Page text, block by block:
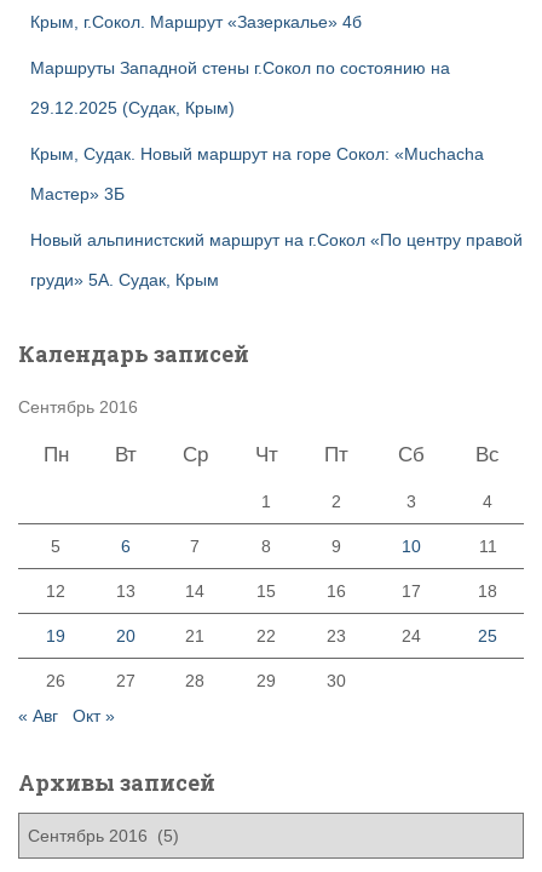
Крым, г.Сокол. Маршрут «Зазеркалье» 4б
Маршруты Западной стены г.Сокол по состоянию на
29.12.2025 (Судак, Крым)
Крым, Судак. Новый маршрут на горе Сокол: «Muchacha
Мастер» 3Б
Новый альпинистский маршрут на г.Сокол «По центру правой
груди» 5А. Судак, Крым
Календарь записей
Сентябрь 2016
Пн Вт Ср Чт Пт Сб Вс
1 2 3 4
5 6 7 8 9 10 11
12 13 14 15 16 17 18
19 20 21 22 23 24 25
26 27 28 29
30
« Авг
Окт »
Архивы записей